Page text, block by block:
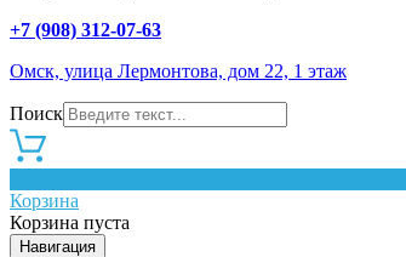
+7 (908) 312-07-63
Омск, улица Лермонтова, дом 22, 1 этаж
Поиск
Корзина
Корзина пуста
Навигация